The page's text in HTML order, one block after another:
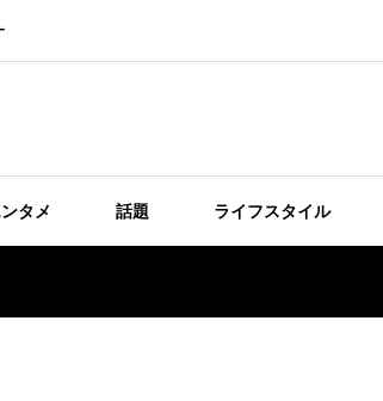
タメ 話題 ライフスタイル